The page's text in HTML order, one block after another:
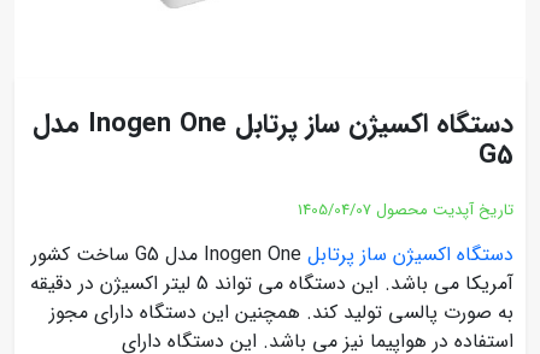
دستگاه اکسیژن ساز پرتابل Inogen One مدل
G5
تاریخ آپدیت محصول 1405/04/07
دستگاه اکسیژن ساز پرتابل
Inogen One مدل G5 ساخت کشور
آمریکا می باشد. این دستگاه می تواند 5 لیتر اکسیژن در دقیقه
به صورت پالسی تولید کند. همچنین این دستگاه دارای مجوز
استفاده در هواپیما نیز می باشد. این دستگاه دارای